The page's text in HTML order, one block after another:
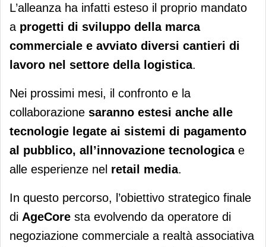
L’alleanza ha infatti esteso il proprio mandato
a progetti di sviluppo della marca
commerciale e avviato diversi cantieri di
lavoro nel settore della logistica.
Nei prossimi mesi, il confronto e la
collaborazione saranno estesi anche alle
tecnologie legate ai sistemi di pagamento
al pubblico, all’innovazione tecnologica e
alle esperienze nel retail media.
In questo percorso, l’obiettivo strategico finale
di AgeCore sta evolvendo da operatore di
negoziazione commerciale a realtà associativa